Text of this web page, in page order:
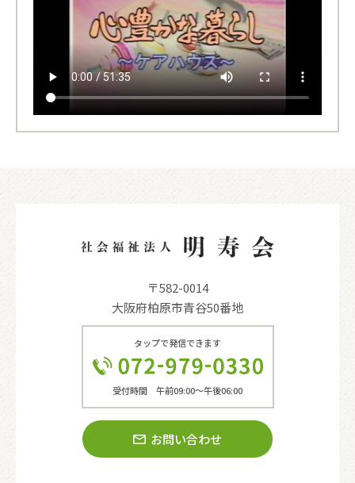
〒582-0014
大阪府柏原市青谷50番地
タップで発信できます
受付時間 午前09:00〜午後06:00
お問い合わせ